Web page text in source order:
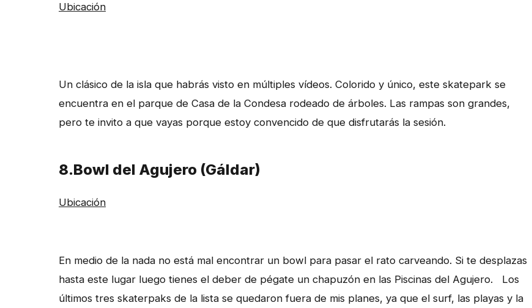
Ubicación
Un clásico de la isla que habrás visto en múltiples vídeos. Colorido y único, este skatepark se
encuentra en el parque de Casa de la Condesa rodeado de árboles. Las rampas son grandes,
pero te invito a que vayas porque estoy convencido de que disfrutarás la sesión.
8.Bowl del Agujero (Gáldar)
Ubicación
En medio de la nada no está mal encontrar un bowl para pasar el rato carveando. Si te desplazas
hasta este lugar luego tienes el deber de pégate un chapuzón en las Piscinas del Agujero. Los
últimos tres skaterpaks de la lista se quedaron fuera de mis planes, ya que el surf, las playas y la